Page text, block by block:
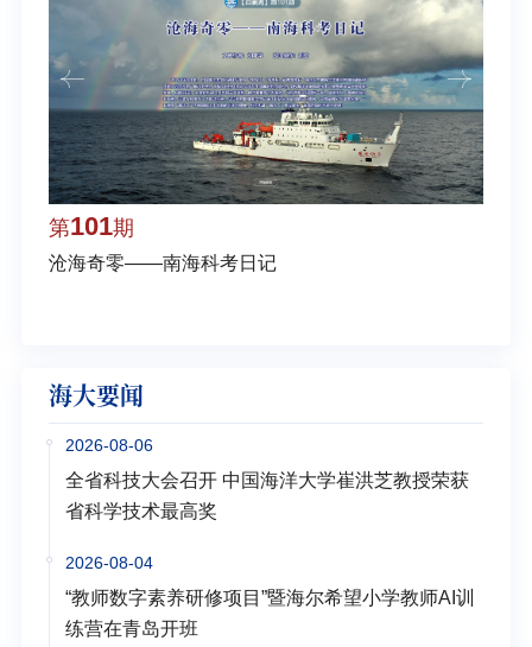
第101期
沧海奇零——南海科考日记
海大要闻
2026-08-06
全省科技大会召开 中国海洋大学崔洪芝教授荣获
省科学技术最高奖
2026-08-04
“教师数字素养研修项目”暨海尔希望小学教师AI训
练营在青岛开班